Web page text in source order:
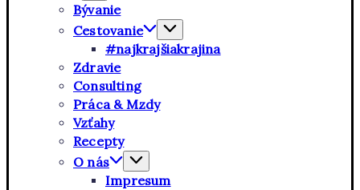
Bývanie
Cestovanie
#najkrajšiakrajina
Zdravie
Consulting
Práca & Mzdy
Vzťahy
Recepty
O nás
Impresum